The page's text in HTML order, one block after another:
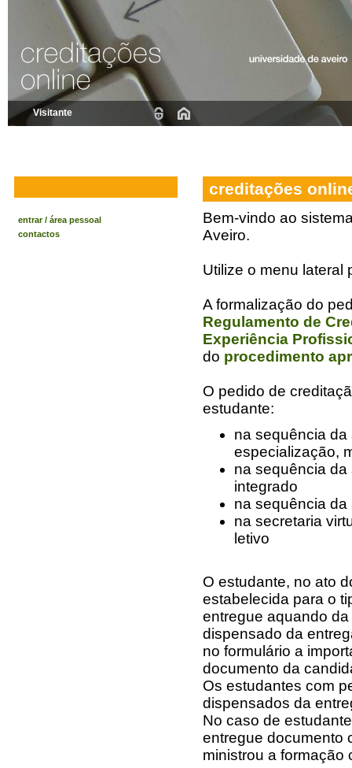
Visitante
entrar / área pessoal
contactos
creditações
Bem-vindo ao
Aveiro.
Utilize o menu lateral
A formalização do
Regulamento de
Experiência
do procedimento
O pedido de
estudante:
na sequência
especialização,
na sequência
integrado
na sequência
na secretaria
letivo
O estudante, no ato
estabelecida para o
entregue aquando
dispensado da
no formulário a
documento da
Os estudantes com
dispensados da
No caso de
entregue documento
ministrou a formação